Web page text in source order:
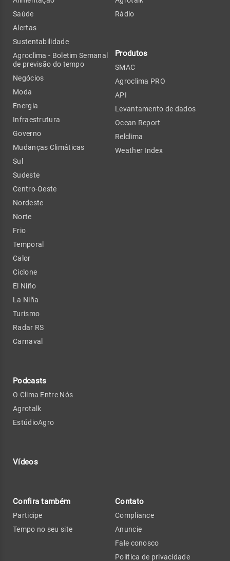
Saúde
Alertas
Sustentabilidade
Agroclima - Boletim Semanal
de previsão do tempo
Negócios
Moda
Energia
Infraestrutura
Governo
Mudanças Climáticas
Sul
Sudeste
Centro-Oeste
Nordeste
Norte
Frio
Temporal
Calor
Ciclone
El Niño
La Niña
Turismo
Radar RS
Carnaval
Podcasts
O Clima Entre Nós
Agrotalk
EstúdioAgro
Vídeos
Rádio
Produtos
SMAC
Agroclima PRO
API
Levantamento de dados
Ocean Report
Relclima
Weather Index
Confira também
Participe
Tempo no seu site
Contato
Compliance
Anuncie
Fale conosco
Política de privacidade